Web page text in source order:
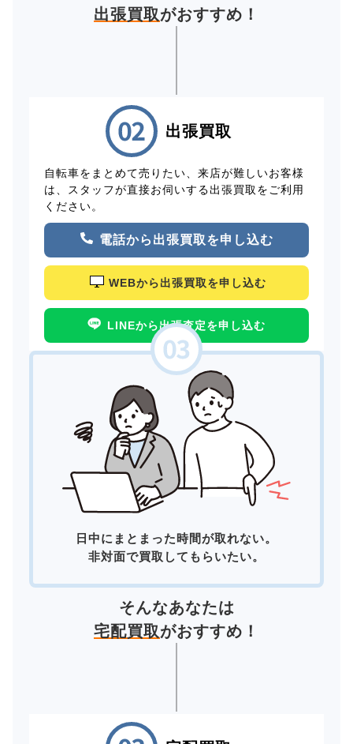
出張買取がおすすめ！
出張買取
自転車をまとめて売りたい、来店が難しいお客様
は、スタッフが直接お伺いする出張買取をご利用
ください。
電話から出張買取を申し込む
WEBから出張買取を申し込む
LINEから出張査定を申し込む
日中にまとまった時間が取れない。
非対面で買取してもらいたい。
そんなあなたは
宅配買取がおすすめ！